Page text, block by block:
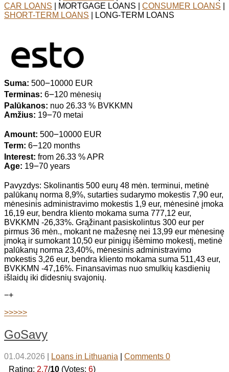
CAR LOANS | MORTGAGE LOANS | CONSUMER LOANS
SHORT-TERM LOANS | LONG-TERM LOANS
Suma: 500౼10000 EUR
Terminas: 6౼120 mėnesių
Palūkanos: nuo 26.33 % BVKKMN
Amžius: 19౼70 metai
Amount: 500౼10000 EUR
Term: 6౼120 months
Interest: from 26.33 % APR
Age: 19౼70 years
Pavyzdys: Skolinantis 500 eurų 48 mėn. terminui, metinė
palūkanų norma 8,9%, sutarties sudarymo mokestis 7,90 eur,
mėnesinis administravimo mokestis 1,9 eur, mėnesinė įmoka
16,19 eur, bendra kliento mokama suma 777,12 eur,
BVKKMN -26,33%. Grąžinant pasiskolintus 300 eur per
pirmus 36 mėn., mokant ne mažesnę nei 13,99 eur mėnesinę
įmoką ir sumokant 10,50 eur pinigų išėmimo mokestį, metinė
palūkanų norma 23,40%, mėnesinis administravimo
mokestis 3,26 eur, bendra kliento mokama suma 511,43 eur,
BVKKMN -47,16%. Finansavimas nuo smulkių kasdienių
išlaidų iki didesnių svajonių.
−+
>>>>>
GoSavy
01.04.2026 Loans in Lithuania
Comments 0
_Rating: 2.7/10 (Votes: 6)